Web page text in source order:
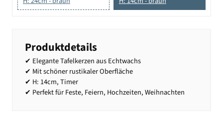
Produktdetails
✔ Elegante Tafelkerzen aus Echtwachs
✔ Mit schöner rustikaler Oberfläche
✔ H: 14cm, Timer
✔ Perfekt für Feste, Feiern, Hochzeiten, Weihnachten